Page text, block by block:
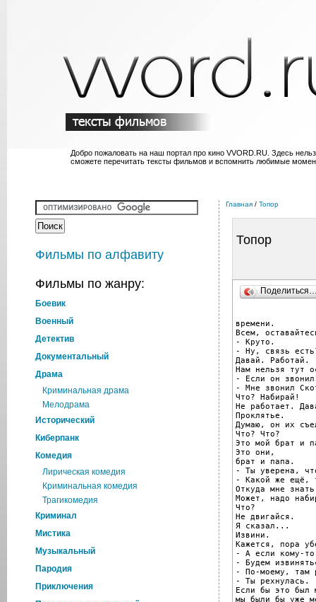
Добро пожаловать на наш портал про кино VVORD.RU. Здесь
сможете перечитать тексты фильмов и вспомнить любимые
Фильмы по алфавиту
Фильмы по жанру:
Боевик
Военный
Детектив
Документальный
Драма
Криминальная драма
Мелодрама
Исторический
Киберпанк
Комедия
Лирическая комедия
Криминальная комедия
Трагикомедия
Криминал
Мистика
Музыкальный
Пародия
Приключения
Главная / Топор
Топор
времени.
Всем,
- Круто.
- Ну, связь
Давай. Работай.
Нам нельзя тут
- Если он
- Мне звонил
Что? Набирай!
Не работает.
Проклятье.
Думаю, он их
Что? Что?
Это мой брат и
Это они,
брат и папа.
- Ты уверена,
- Какой же ещё,
Откуда мне
Может, надо
Что?
Не двигайся.
Я сказал...
Извини.
Кажется, пора
- А если кому-то
- Будем
- По-моему, там
- Ты рехнулась.
Если бы это был
мы были бы уже